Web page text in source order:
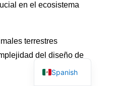
en el ecosistema
terrestres
del diseño de
Spanish
English
French